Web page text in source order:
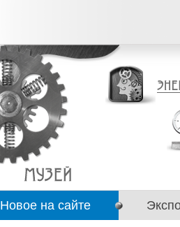
Новое на сайте